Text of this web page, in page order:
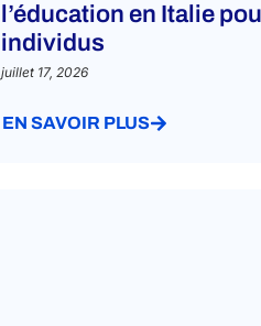
l’éducation en Italie
individus
juillet 17, 2026
EN SAVOIR PLUS